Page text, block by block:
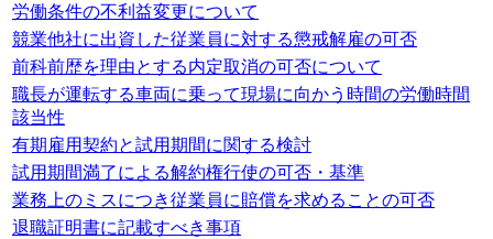
労働条件の不利益変更について
競業他社に出資した従業員に対する懲戒解雇の可否
前科前歴を理由とする内定取消の可否について
職長が運転する車両に乗って現場に向かう時間の労働時間
該当性
有期雇用契約と試用期間に関する検討
試用期間満了による解約権行使の可否・基準
業務上のミスにつき従業員に賠償を求めることの可否
退職証明書に記載すべき事項